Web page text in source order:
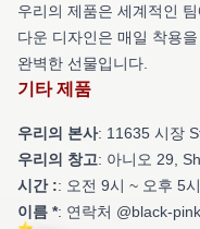
우리의 제품은 세계적인
다운 디자인은 매일 착용
완벽한 선물입니다.
기타 제품
우리의 본사: 11635 시장
우리의 창고: 아니오 29,
시간 :: 오전 9시 ~ 오후 5
이름 *: 연락처 @black-